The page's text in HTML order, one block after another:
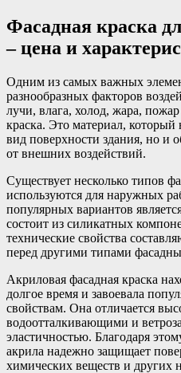
Фасадная краска
– цена и
Одним из самых важных
разнообразных факторов
лучи, влага, холод, жара,
краска. Это материал,
вид поверхности здания, но и
от внешних воздействий.
Существует несколько типов
используются для наружных
популярных вариантов
состоит из силикатных
технические свойства
перед другими типами
Акриловая фасадная краска
долгое время и завоевала
свойствам. Она отличается
водоотталкивающими и
эластичностью. Благодаря
акрила надежно защищает
химических веществ и других